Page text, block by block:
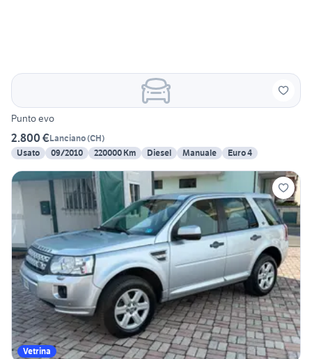
Punto evo
2.800 €Lanciano(CH)
Usato
09/2010 220000 Km Diesel Manuale Euro 4
Vetrina